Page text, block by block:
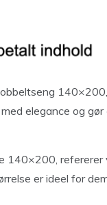
elegance og
140×200, refererer
er ideel for